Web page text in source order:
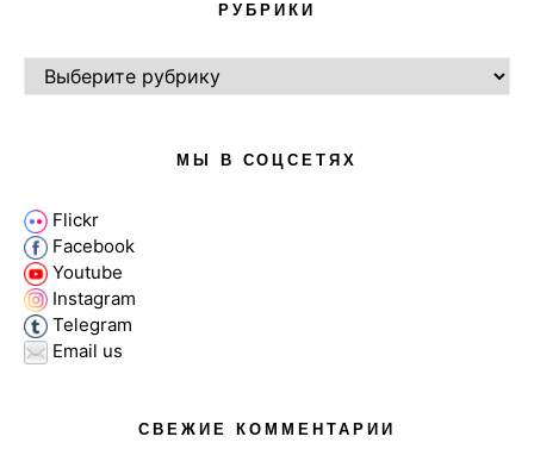
РУБРИКИ
МЫ В СОЦСЕТЯХ
Flickr
Facebook
Youtube
Instagram
Telegram
Email us
СВЕЖИЕ КОММЕНТАРИИ